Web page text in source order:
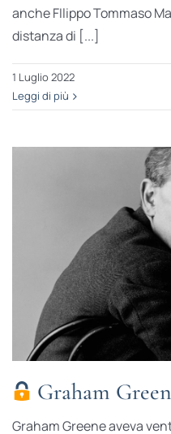
anche FIlippo Tommaso
distanza di [...]
1 Luglio 2022
Leggi di più
Graham
Graham Greene aveva